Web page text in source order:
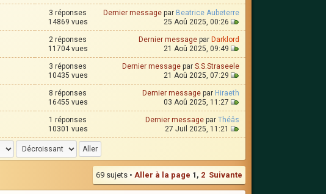
3 réponses
14869 vues
Dernier message par Beatrice Aubeterre
25 Aoû 2025, 00:26
2 réponses
11704 vues
Dernier message par Darklord
21 Aoû 2025, 09:49
3 réponses
10435 vues
Dernier message par S.S.Straseele
21 Aoû 2025, 07:29
8 réponses
16455 vues
Dernier message par Hiraeth
03 Aoû 2025, 11:27
1 réponses
10301 vues
Dernier message par Théâs
27 Juil 2025, 11:21
69 sujets • Aller à la page 1 , 2 Suivante